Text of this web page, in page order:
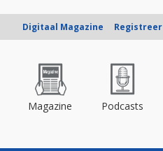
Digitaal Magazine Registreer
Magazine Podcasts